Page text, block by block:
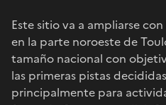
Este sitio va a ampliarse
en la parte noroeste de
tamaño nacional con
las primeras pistas
principalmente para